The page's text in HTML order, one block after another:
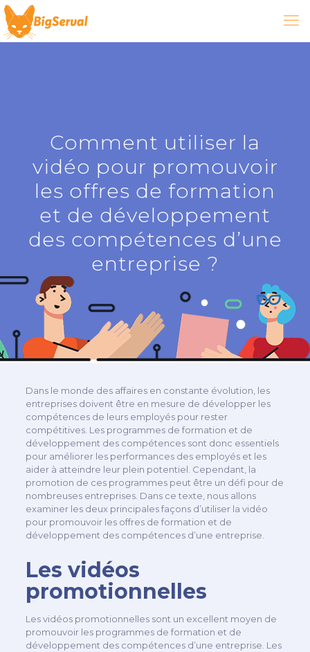
Comment utiliser la
vidéo pour promouvoir
les offres de formation
et de développement
des compétences d’une
entreprise ?
Dans le monde des affaires en constante évolution, les
entreprises doivent être en mesure de développer les
compétences de leurs employés pour rester
compétitives. Les programmes de formation et de
développement des compétences sont donc essentiels
pour améliorer les performances des employés et les
aider à atteindre leur plein potentiel. Cependant, la
promotion de ces programmes peut être un défi pour de
nombreuses entreprises. Dans ce texte, nous allons
examiner les deux principales façons d’utiliser la vidéo
pour promouvoir les offres de formation et de
développement des compétences d’une entreprise.
Les vidéos
promotionnelles
Les vidéos promotionnelles sont un excellent moyen de
promouvoir les programmes de formation et de
développement des compétences d’une entreprise. Les